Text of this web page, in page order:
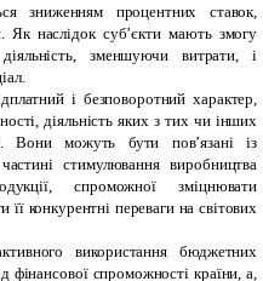
зниженням процентних ставок,
наслідок суб’єкти мають змогу
зменшуючи витрати, і
і безповоротний характер,
діяльність яких з тих чи інших
Вони можуть бути пов’язані із
стимулювання виробництва
спроможної зміцнювати
її конкурентні переваги на світових
використання бюджетних
фінансової спроможності країни, а,